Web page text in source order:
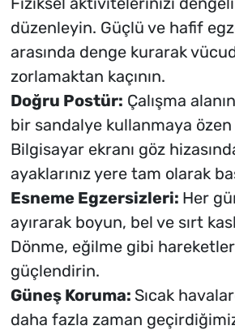
düzenleyin. Güçlü ve hafif
arasında denge kurarak
zorlamaktan kaçının.
Doğru Postür: Çalışma
bir sandalye kullanmaya
Bilgisayar ekranı göz
ayaklarınız yere tam olarak
Esneme Egzersizleri: Her
ayırarak boyun, bel ve sırt
Dönme, eğilme gibi
güçlendirin.
Güneş Koruma: Sıcak
daha fazla zaman